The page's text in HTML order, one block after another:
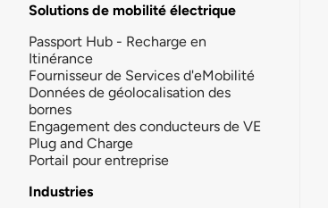
Solutions de mobilité électrique
Passport Hub - Recharge en
Itinérance
Fournisseur de Services d'eMobilité
Données de géolocalisation des
bornes
Engagement des conducteurs de VE
Plug and Charge
Portail pour entreprise
Industries